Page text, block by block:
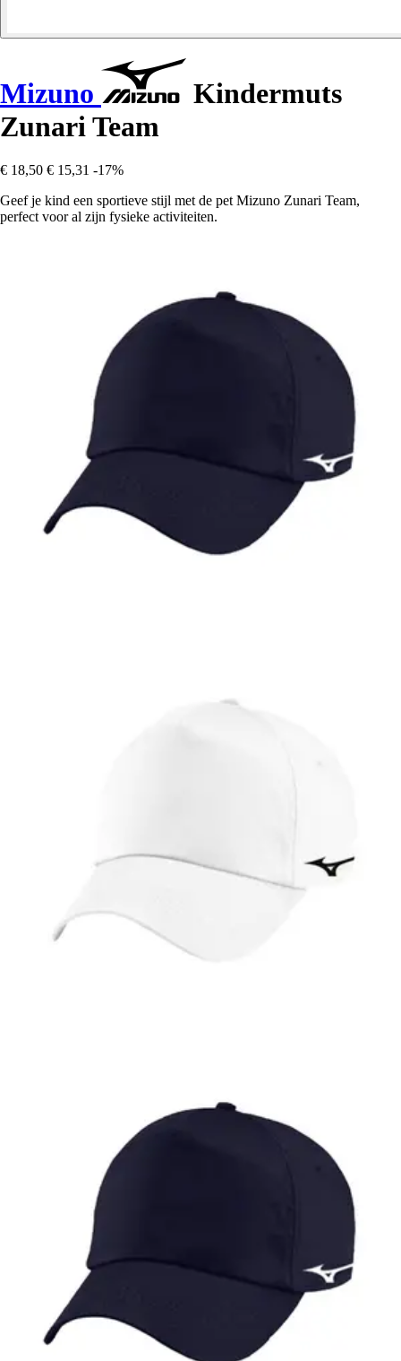
Mizuno
Kindermuts
Zunari Team
€ 18,50 € 15,31 -17%
Geef je kind een sportieve stijl met de pet Mizuno Zunari Team,
perfect voor al zijn fysieke activiteiten.